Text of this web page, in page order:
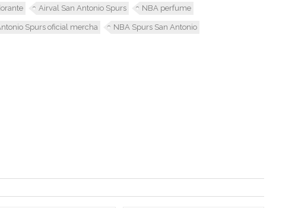
Airval San Antonio Spurs NBA perfume
Spurs oficial mercha NBA Spurs San Antonio